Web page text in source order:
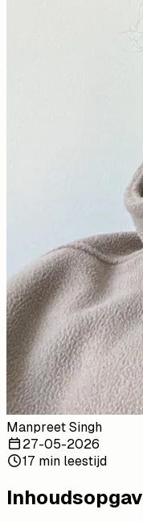
Manpreet Singh
27-05-2026
17 min leestijd